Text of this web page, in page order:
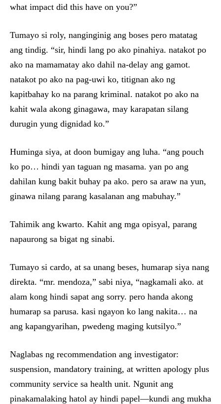
what impact did this have on you?”
Tumayo si roly, nanginginig ang boses pero matatag
ang tindig. “sir, hindi lang po ako pinahiya. natakot po
ako na mamamatay ako dahil na-delay ang gamot.
natakot po ako na pag-uwi ko, titignan ako ng
kapitbahay ko na parang kriminal. natakot po ako na
kahit wala akong ginagawa, may karapatan silang
durugin yung dignidad ko.”
Huminga siya, at doon bumigay ang luha. “ang pouch
ko po… hindi yan taguan ng masama. yan po ang
dahilan kung bakit buhay pa ako. pero sa araw na yun,
ginawa nilang parang kasalanan ang mabuhay.”
Tahimik ang kwarto. Kahit ang mga opisyal, parang
napaurong sa bigat ng sinabi.
Tumayo si cardo, at sa unang beses, humarap siya nang
direkta. “mr. mendoza,” sabi niya, “nagkamali ako. at
alam kong hindi sapat ang sorry. pero handa akong
humarap sa parusa. kasi ngayon ko lang nakita… na
ang kapangyarihan, pwedeng maging kutsilyo.”
Naglabas ng recommendation ang investigator:
suspension, mandatory training, at written apology plus
community service sa health unit. Ngunit ang
pinakamalaking hatol ay hindi papel—kundi ang mukha